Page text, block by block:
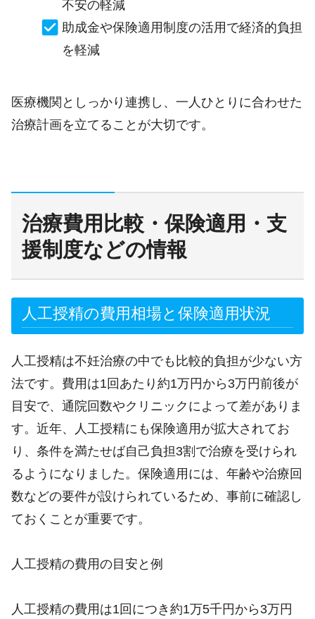
不安の軽減
助成金や保険適用制度の活用で経済的負担
を軽減
医療機関としっかり連携し、一人ひとりに合わせた
治療計画を立てることが大切です。
治療費用比較・保険適用・支
援制度などの情報
人工授精の費用相場と保険適用状況
人工授精は不妊治療の中でも比較的負担が少ない方
法です。費用は1回あたり約1万円から3万円前後が
目安で、通院回数やクリニックによって差がありま
す。近年、人工授精にも保険適用が拡大されてお
り、条件を満たせば自己負担3割で治療を受けられ
るようになりました。保険適用には、年齢や治療回
数などの要件が設けられているため、事前に確認し
ておくことが重要です。
人工授精の費用の目安と例
人工授精の費用は1回につき約1万5千円から3万円